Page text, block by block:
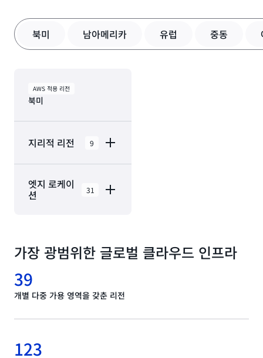
북미 남아메리카 유럽 중동
AWS 적용 리전
북미
지리적 리전 9
AWS
GovCloud(미국
캐나다(중부)
거리)
엣지 로케이
션 31
로케이션 및 3 엣지 캐
시 로케이션와 함께 9
지리적 리전 내에 있는
31 가용 영역이 포함되
지니아
가장 광범위한 글로벌 클라우드 인프라
39
개별 다중 가용 영역을 갖춘 리전
123